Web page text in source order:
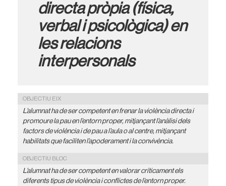
directa pròpia (física,
verbal i psicològica) en
les relacions
interpersonals
OBJECTIU EIX
L’alumnat ha de ser competent en frenar la violència directa i
promoure la pau en l’entorn proper, mitjançant l’anàlisi dels
factors de violència i de pau a l’aula o al centre, mitjançant
habilitats que faciliten l’apoderament i la convivència.
OBJECTIU BLOC
L’alumnat ha de ser competent en valorar críticament els
diferents tipus de violència i conflictes de l’entorn proper.